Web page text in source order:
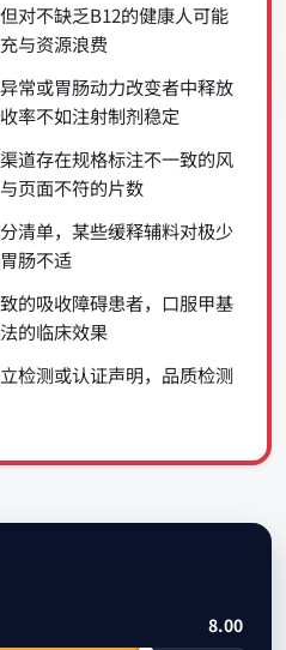
对不缺乏B12的健康人可能
与资源浪费
常或胃肠动力改变者中释放
率不如注射制剂稳定
道存在规格标注不一致的风
页面不符的片数
清单，某些缓释辅料对极少
肠不适
的吸收障碍患者，口服甲基
的临床效果
检测或认证声明，品质检测
8.00